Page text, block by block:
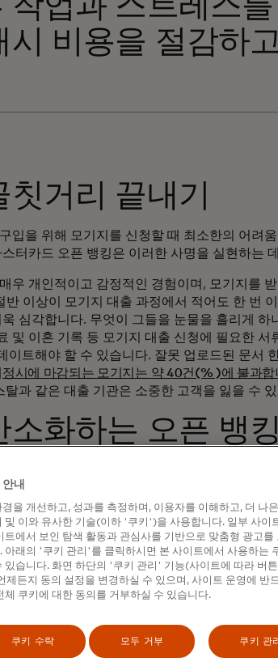
작업과 스트레스
시 비용을 절감하
거리 끝내기
입을 위해 모기지를 신청할 때 최소한의 어려
터카드 오픈 뱅킹은 이러한 사명을 실현하는
우 개인적이고 감정적인 경험이며, 모기지를
반 이상이 모기지 대출 과정에서 적어도 한 번
심각합니다. 무엇이 그들을 눈물을 흘리게 하
및 이혼 기록 등 모기지 대출 신청에 필요한 서
이트해야 할 수 있습니다. 잘못 업로드된 문서
정시에 마감되는 모기지는 약 40건(% )에 불과합
과 같은 대출 기관은 소중한 고객을 잃을 수
소화하는 오픈 뱅
Mortgage는 주택 구매 고객의 편
선하기로 결정했습니다. 고객과 직원 모두의
하고자 했습니다.
피니시티가 제공하는 마스터카드 오픈 뱅킹
확인을 위해 오픈 뱅킹을 사용하는 데 중점을
욱 강화하여 회사의 새로운 저렴한 자격 증명
. 마스터카드 계정 관리자는 nCino 모기지를
통
움을 주었습니다. 이를 통해 대출자는 급여 계
신청서에 직접 입력되므로 소득 서류를 수집
내
을 개선하고, 성과를 측정하며, 이용자를 이해하고, 더 나
및 이와 유사한 기술(이하 '쿠키')을 사용합니다. 일부 사이
트에서 보인 탐색 활동과 관심사를 기반으로 맞춤형 광고를
아래의 '쿠키 관리'를 클릭하시면 본 사이트에서 사용하는
있습니다. 화면 하단의 '쿠키 관리' 기능(사이트에 따라 버
제든지 동의 설정을 변경하실 수 있으며, 사이트 운영에 반
체 쿠키에 대한 동의를 거부하실 수 있습니다.
쿠키 수락 모두 거부 쿠키 관리